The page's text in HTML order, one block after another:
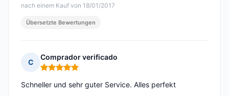
nach einem Kauf von 18/01/2017
Übersetzte Bewertungen
C
Comprador verificado
Hinweis: 5 von 5
Schneller und sehr guter Service. Alles perfekt